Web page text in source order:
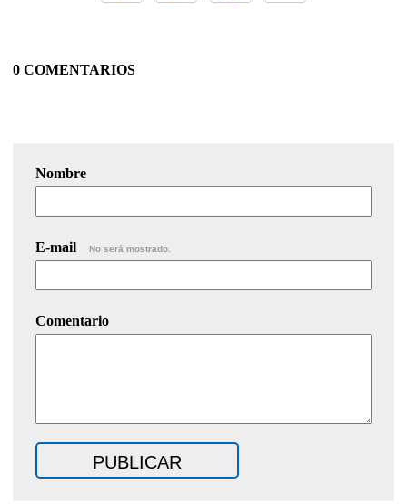
0 COMENTARIOS
Nombre
E-mail No será mostrado.
Comentario